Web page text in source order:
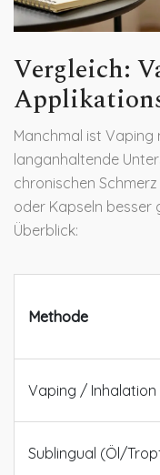
Vergleich:
Manchmal ist Vaping
langanhaltende
chronischen
oder Kapseln besser
Überblick:
Methode
Vaping / Inhalation
Sublingual (Öl/